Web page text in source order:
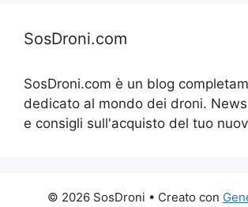
SosDroni.com
SosDroni.com è un blog
dedicato al mondo dei droni.
e consigli sull'acquisto del tuo
© 2026 SosDroni • Creato con